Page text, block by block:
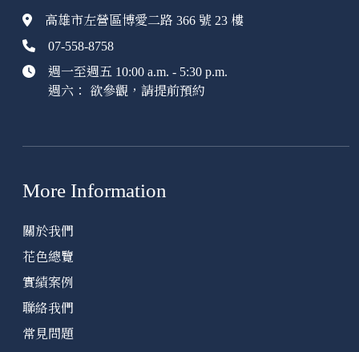
高雄市左營區博愛二路 366 號 23 樓
07-558-8758
週一至週五 10:00 a.m. - 5:30 p.m.
週六： 欲參觀，請提前預約
More Information
關於我們
花色總覽
實績案例
聯絡我們
常見問題